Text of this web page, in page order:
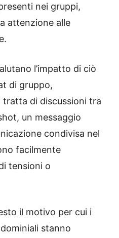
nei gruppi,
attenzione alle
l’impatto di ciò
di gruppo,
di discussioni tra
un messaggio
condivisa nel
facilmente
tensioni o
il motivo per cui i
stanno